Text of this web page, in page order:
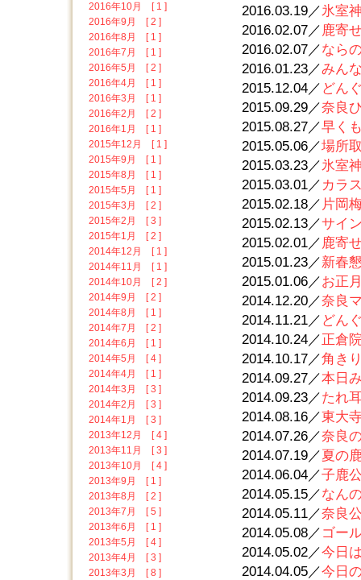
2016年10月 [ 1 ]
2016年9月 [ 2 ]
2016年8月 [ 1 ]
2016年7月 [ 1 ]
2016年5月 [ 2 ]
2016年4月 [ 1 ]
2016年3月 [ 1 ]
2016年2月 [ 2 ]
2016年1月 [ 1 ]
2015年12月 [ 1 ]
2015年9月 [ 1 ]
2015年8月 [ 1 ]
2015年5月 [ 1 ]
2015年3月 [ 2 ]
2015年2月 [ 3 ]
2015年1月 [ 2 ]
2014年12月 [ 1 ]
2014年11月 [ 1 ]
2014年10月 [ 2 ]
2014年9月 [ 2 ]
2014年8月 [ 1 ]
2014年7月 [ 2 ]
2014年6月 [ 1 ]
2014年5月 [ 4 ]
2014年4月 [ 1 ]
2014年3月 [ 3 ]
2014年2月 [ 3 ]
2014年1月 [ 3 ]
2013年12月 [ 4 ]
2013年11月 [ 3 ]
2013年10月 [ 4 ]
2013年9月 [ 1 ]
2013年8月 [ 2 ]
2013年7月 [ 5 ]
2013年6月 [ 1 ]
2013年5月 [ 4 ]
2013年4月 [ 3 ]
2013年3月 [ 8 ]
2016.03.19／氷室
2016.02.07／ 鹿寄
2016.02.07／なら
2016.01.23／みん
2015.12.04／ どん
2015.09.29／奈良
2015.08.27／早く
2015.05.06／場所
2015.03.23／氷室
2015.03.01／ カラ
2015.02.18／ 片岡
2015.02.13／サイ
2015.02.01／ 鹿寄
2015.01.23／新春
2015.01.06／お正
2014.12.20／奈良
2014.11.21／ どん
2014.10.24／正倉
2014.10.17／角き
2014.09.27／本日
2014.09.23／たれ
2014.08.16／東大
2014.07.26／奈良
2014.07.19／夏の
2014.06.04／子鹿
2014.05.15／なん
2014.05.11／奈良
2014.05.08／ ゴー
2014.05.02／今日
2014.04.05／今日